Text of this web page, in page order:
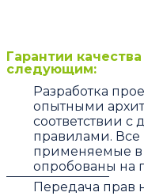
Гарантии
следующим:
Разработка
опытными
соответствии
правилами.
применяемые в
опробованы на
Передача прав